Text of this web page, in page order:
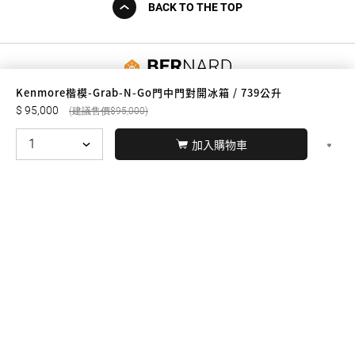
Kenmore楷模-Grab-N-Go門中門對開冰箱 / 739公升
95,000 95,000
加入購物車
BACK TO THE TOP
友誠購物
© BERNARD 2021 WEBDESIGN